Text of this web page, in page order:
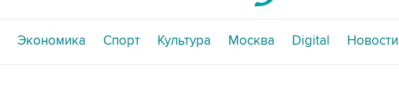
Экономика Спорт Культура Москва Digital Новости